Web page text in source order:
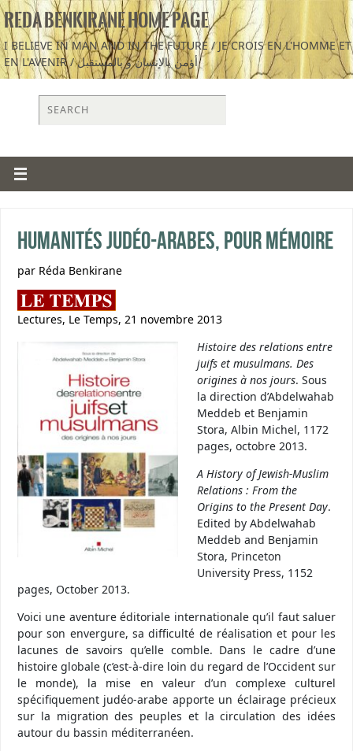
REDA BENKIRANE HOME PAGE
I BELIEVE IN MAN AND IN THE FUTURE / JE CROIS EN L'HOMME ET
EN L'AVENIR / أؤمن بالإنسان و بالمستقبل
Humanités judéo-arabes, pour mémoire
par Réda Benkirane
Lectures, Le Temps, 21 novembre 2013
Histoire des relations entre
juifs et musulmans. Des
origines à nos jours. Sous
la direction d’Abdelwahab
Meddeb et Benjamin
Stora, Albin Michel, 1172
pages, octobre 2013.
A History of Jewish-Muslim
Relations : From the
Origins to the Present Day.
Edited by Abdelwahab
Meddeb and Benjamin
Stora, Princeton
University Press, 1152
pages, October 2013.
Voici une aventure éditoriale internationale qu’il faut saluer
pour son envergure, sa difficulté de réalisation et pour les
lacunes de savoirs qu’elle comble. Dans le cadre d’une
histoire globale (c’est-à-dire loin du regard de l’Occident sur
le monde), la mise en valeur d’un complexe culturel
spécifiquement judéo-arabe apporte un éclairage précieux
sur la migration des peuples et la circulation des idées
autour du bassin méditerranéen.